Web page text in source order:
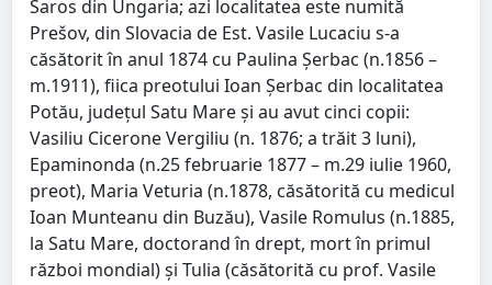
Saros din Ungaria; azi localitatea este numită
Prešov, din Slovacia de Est. Vasile Lucaciu s-a
căsătorit în anul 1874 cu Paulina Şerbac (n.1856 –
m.1911), fiica preotului Ioan Şerbac din localitatea
Potău, judeţul Satu Mare şi au avut cinci copii:
Vasiliu Cicerone Vergiliu (n. 1876; a trăit 3 luni),
Epaminonda (n.25 februarie 1877 – m.29 iulie 1960,
preot), Maria Veturia (n.1878, căsătorită cu medicul
Ioan Munteanu din Buzău), Vasile Romulus (n.1885,
la Satu Mare, doctorand în drept, mort în primul
război mondial) şi Tulia (căsătorită cu prof. Vasile